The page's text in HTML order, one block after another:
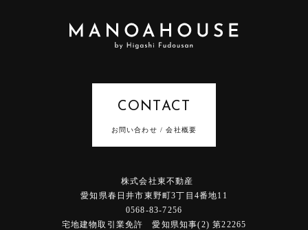
CONTACT
お問い合わせ / 会社概要
株式会社東不動産
愛知県春日井市東野町3丁目4番地11
0568-83-7256
宅地建物取引業免許 愛知県知事(2) 第22265